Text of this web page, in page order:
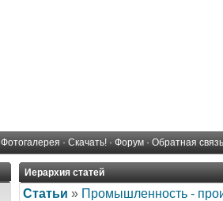
Фотогалерея · Скачать! · Форум · Обратная связь
Иерархия статей
Статьи » Промышленность -